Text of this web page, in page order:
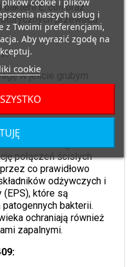
E. coli oraz
przewodu
w jelicie grubym
probiotycznymi,
z dermatozami.
ludzkiego,
połączeń ścisłych
co prawidłowo
odżywczych i
które są
bakterii.
ochraniają również
zapalnymi.
naszych usług i
z Twoimi preferencjami,
Aby wyrazić zgodę na
cookie